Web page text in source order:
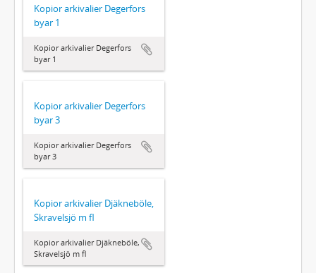
Kopior arkivalier Degerfors
byar 1
Kopior arkivalier Degerfors
byar 1
Kopior arkivalier Degerfors
byar 3
Kopior arkivalier Degerfors
byar 3
Kopior arkivalier Djäkneböle,
Skravelsjö m fl
Kopior arkivalier Djäkneböle,
Skravelsjö m fl